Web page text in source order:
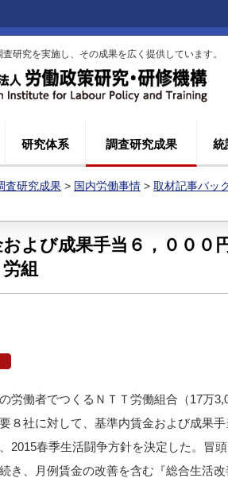
研究を実施し、その成果を広く提供しています。
研究体系 調査研究成果 統
査研究成果 > 国内労働事情 > 取材記事バッ
よび成果手当６，０００
組
労働者でつくるＮＴＴ労働組合（17万
８社に対して、基準内賃金および成果
2015春季生活闘争方針を決定した。冒
き、月例賃金の改善を含む『総合生活